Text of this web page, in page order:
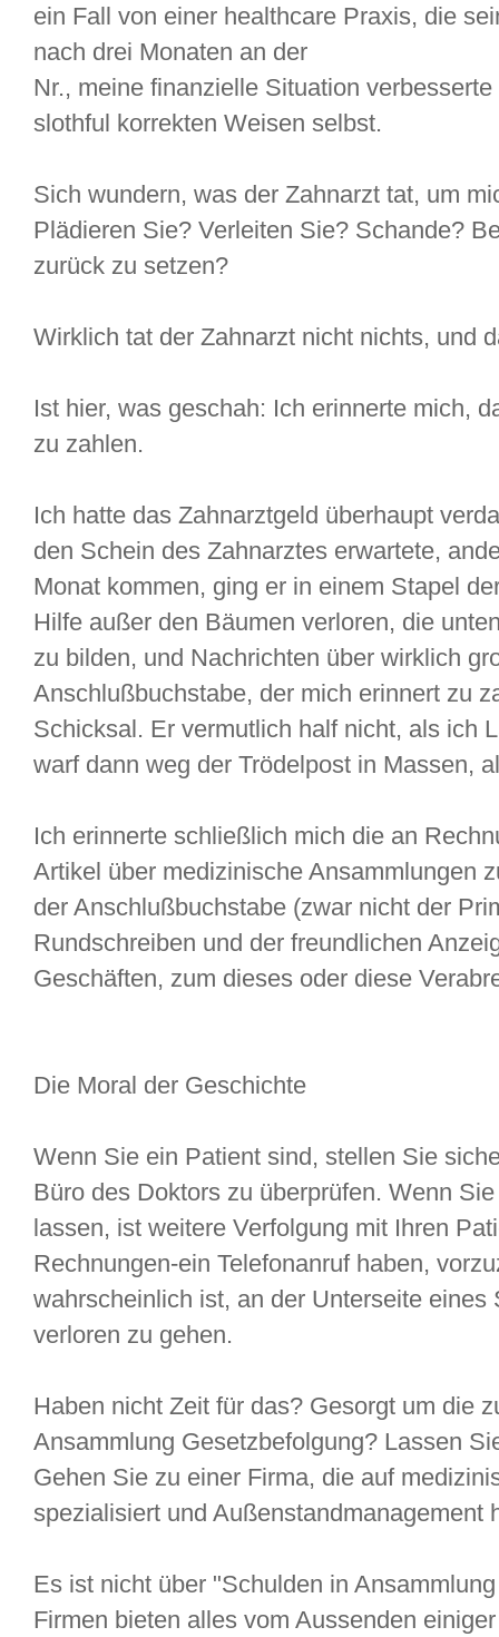
ein Fall von einer healthcare Praxis, die
nach drei Monaten an der
Nr., meine finanzielle Situation
slothful korrekten Weisen selbst.
Sich wundern, was der Zahnarzt tat, um
Plädieren Sie? Verleiten Sie? Schande?
zurück zu setzen?
Wirklich tat der Zahnarzt nicht nichts, und
Ist hier, was geschah: Ich erinnerte mich,
zu zahlen.
Ich hatte das Zahnarztgeld überhaupt
den Schein des Zahnarztes erwartete,
Monat kommen, ging er in einem Stapel
Hilfe außer den Bäumen verloren, die
zu bilden, und Nachrichten über wirklich
Anschlußbuchstabe, der mich erinnert zu
Schicksal. Er vermutlich half nicht, als ich
warf dann weg der Trödelpost in Massen,
Ich erinnerte schließlich mich die an
Artikel über medizinische Ansammlungen
der Anschlußbuchstabe (zwar nicht der
Rundschreiben und der freundlichen
Geschäften, zum dieses oder diese
Die Moral der Geschichte
Wenn Sie ein Patient sind, stellen Sie
Büro des Doktors zu überprüfen. Wenn
lassen, ist weitere Verfolgung mit Ihren
Rechnungen-ein Telefonanruf haben,
wahrscheinlich ist, an der Unterseite eines
verloren zu gehen.
Haben nicht Zeit für das? Gesorgt um die
Ansammlung Gesetzbefolgung? Lassen
Gehen Sie zu einer Firma, die auf
spezialisiert und Außenstandmanagement
Es ist nicht über "Schulden in
Firmen bieten alles vom Aussenden